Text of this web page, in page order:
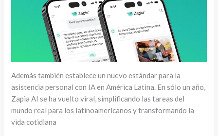
Además también establece un nuevo estándar para la
asistencia personal con IA en América Latina. En sólo un año,
Zapia AI se ha vuelto viral, simplificando las tareas del
mundo real para los latinoamericanos y transformando la
vida cotidiana